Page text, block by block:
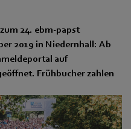
24. ebm-papst
2019 in Niedernhall: Ab
auf
Frühbucher zahlen